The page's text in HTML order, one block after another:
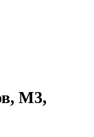
M3,